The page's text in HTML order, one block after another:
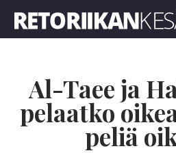
Al-Taee ja
pelaatko
peliä